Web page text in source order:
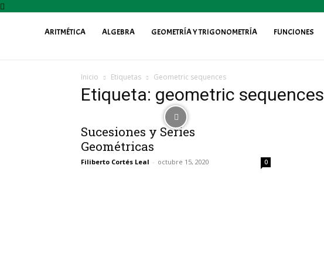
ARITMÉTICA ALGEBRA GEOMETRÍA Y TRIGONOMETRÍA FUNCIONES
Inicio Etiquetas Geometric sequences
Etiqueta: geometric sequences
Sucesiones y Series
Geométricas
Filiberto Cortés Leal - octubre 15, 2020 0